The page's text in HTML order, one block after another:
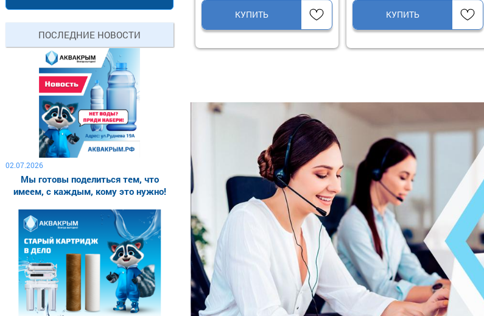
КУПИТЬ КУПИТЬ
ПОСЛЕДНИЕ НОВОСТИ
02.07.2026
Мы готовы поделиться тем, что
имеем, с каждым, кому это нужно!